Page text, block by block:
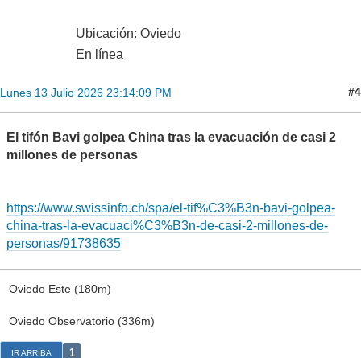
Ubicación: Oviedo
En línea
Lunes 13 Julio 2026 23:14:09 PM #4
El tifón Bavi golpea China tras la evacuación de casi 2
millones de personas
https://www.swissinfo.ch/spa/el-tif%C3%B3n-bavi-golpea-
china-tras-la-evacuaci%C3%B3n-de-casi-2-millones-de-
personas/91738635
Oviedo Este (180m)
Oviedo Observatorio (336m)
IR ARRIBA 1